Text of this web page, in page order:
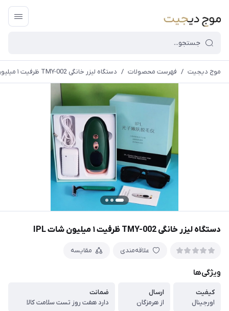
قیمت و
سایت بروز
باشد،باخیال
راحت خرید
زمان
آماده
ارسال
به
پستسفارشات،بین
موج دیجیت / فهرست محصولات / دستگاه لیزر خانگی TMY-002 ظرفیت ۱ میلیون شات IPL
دستگاه لیزر خانگی TMY-002 ظرفیت ۱ میلیون شات IPL
علاقه‌مندی مقایسه
ویژگی‌ها
کیفیت
اورجینال
ارسال
از هرمزگان
ضمانت
دارد هفت روز تست سلامت کالا